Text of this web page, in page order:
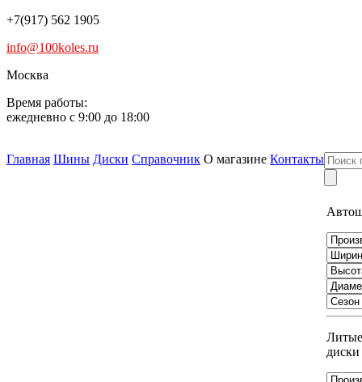
+7(917) 562 1905
info@100koles.ru
Москва
Время работы:
ежедневно с 9:00 до 18:00
Главная Шины Диски Справочник О магазине Контакты
Литые
диски